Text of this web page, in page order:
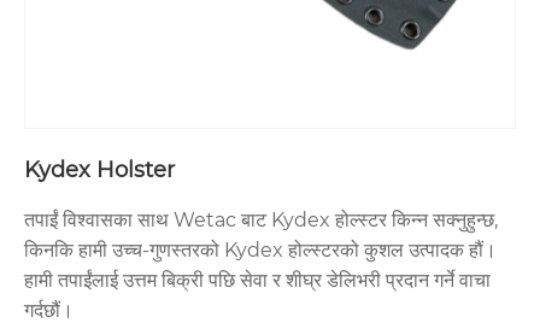
Kydex Holster
तपाईं विश्वासका साथ Wetac बाट Kydex होल्स्टर किन्न सक्नुहुन्छ,
किनकि हामी उच्च-गुणस्तरको Kydex होल्स्टरको कुशल उत्पादक हौं।
हामी तपाईंलाई उत्तम बिक्री पछि सेवा र शीघ्र डेलिभरी प्रदान गर्ने वाचा
गर्दछौं।